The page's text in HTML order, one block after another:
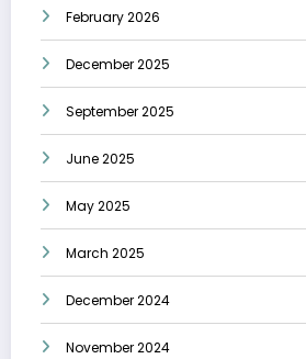
February 2026
December 2025
September 2025
June 2025
May 2025
March 2025
December 2024
November 2024